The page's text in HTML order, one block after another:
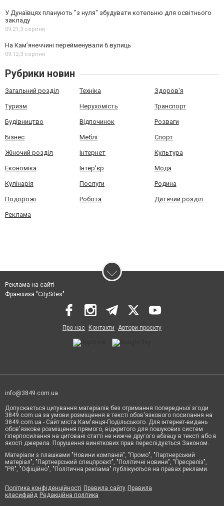
У Дунаївцях планують "з нуля" збудувати котельню для освітнього
закладу
09:21,3 серпня
На Камʼянеччині перейменували 6 вулиць
09:12,3 серпня
Рубрики новин
Загальний розділ Техніка Здоров'я
Туризм Нерухомість Транспорт
Будівництво Відпочинок Розваги
Бізнес Меблі Спорт
Жіночий розділ Інтернет Культура
Економіка Інтер'єр Мода
Кулінарія Послуги Родина
Подорожі Робота Дитячий розділ
Реклама
Реклама на сайті
Франшиза "CitySites"
Про нас Контакти Автори проєкту
info@3849.com.ua
Допускається цитування матеріалів без отримання попередньої згоди
3849.com.ua за умови розміщення в тексті обов'язкового посилання на
3849.com.ua - Сайт міста Кам'янця-Подільського. Для інтернет-видань
обов'язкове розміщення прямого, відкритого для пошукових систем
гіперпосилання на цитовані статті не нижче другого абзацу в тексті або в
якості джерела. Порушення виняткових прав переслідується Законом.
Матеріали з плашками "Новини компаній", "Промо", "Партнерський
матеріал", "Партнерський спецпроєкт", "Політичні новини", "Пресреліз",
"PR", "Офіційно", "Політична реклама" публікуються на правах реклами.
Політика конфіденційності Правила сайту Правила
класифайд Редакційна політика